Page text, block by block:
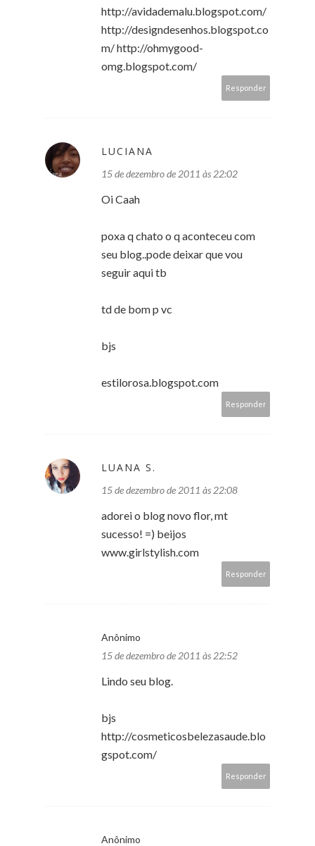
http://avidademalu.blogspot.com/
http://designdesenhos.blogspot.co
m/ http://ohmygood-
omg.blogspot.com/
Responder
LUCIANA
15 de dezembro de 2011 às 22:02
Oi Caah
poxa q chato o q aconteceu com
seu blog..pode deixar que vou
seguir aqui tb
td de bom p vc
bjs
estilorosa.blogspot.com
Responder
LUANA S.
15 de dezembro de 2011 às 22:08
adorei o blog novo flor, mt
sucesso! =) beijos
www.girlstylish.com
Responder
Anônimo
15 de dezembro de 2011 às 22:52
Lindo seu blog.
bjs
http://cosmeticosbelezasaude.blo
gspot.com/
Responder
Anônimo